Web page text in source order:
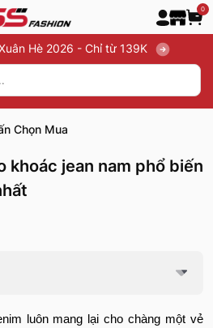
0
Hè 2026 - Chỉ từ 139K
Chọn Mua
khoác jean nam phổ biến
luôn mang lại cho chàng một vẻ